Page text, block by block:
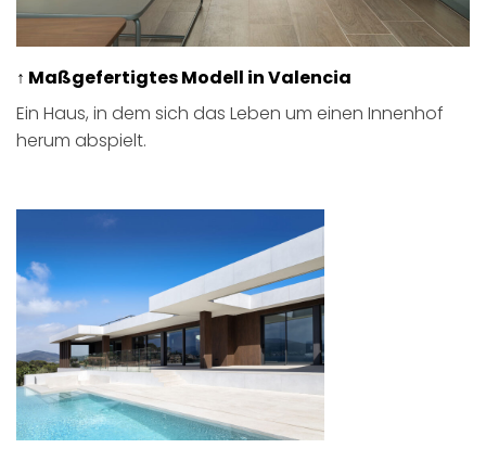
↑ Maßgefertigtes Modell in Valencia
Ein Haus, in dem sich das Leben um einen Innenhof
herum abspielt.